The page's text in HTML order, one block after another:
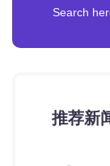
推荐新